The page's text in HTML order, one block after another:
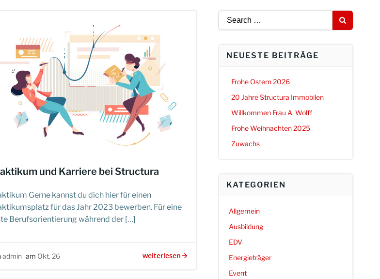
und Karriere bei Structura
Gerne kannst du dich hier für einen
für das Jahr 2023 bewerben. Für eine
Berufsorientierung während der […]
admin am Okt. 26 weiterlesen
Search
for:
NEUESTE BEITRÄGE
Frohe Ostern 2026
20 Jahre Structura Immobilen
Willkommen Frau A. Wolff
Frohe Weihnachten 2025
Zuwachs
KATEGORIEN
Allgemein
Ausbildung
EDV
Energieträger
Event